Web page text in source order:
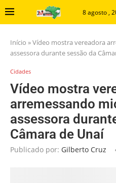
8 agosto ,
Início »Vídeo mostra vereadora
assessora durante sessão da
Cidades
Vídeo mostra
arremessando
assessora
Câmara de Unaí
Publicado por: Gilberto Cruz